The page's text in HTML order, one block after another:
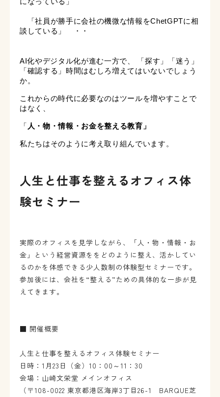
「社員が勝手に会社の機微な情報をChetGPTに相
談している」 ・・
AI化やデジタル化が進む一方で、
「探す」「迷う」
「確認する」時間はむしろ増えてはいないでしょう
か。
これからの時代に必要なのはツールを増やすことで
はなく、
「 人・物・情報・お金を整える教育」
私たちはそのように考え取り組んでいます。
人生と仕事を整えるオフィス体
験セミナー
実際のオフィスを見学しながら、
「人・物・情報・お
金」という経営資源ををどのように整え、活かしてい
るのかを体感できる少人数制の体験型セミナーです。
参加後には、会社を“整える”ための具体的な一歩が見
えてきます。
■ 開催概要
人生と仕事を整えるオフィス体験セミナー
日時：1月23日（金）10：00～11：30
会場：山崎文栄堂 メインオフィス
（〒108-0022 東京都港区海岸3丁目26-1 BARQUE芝